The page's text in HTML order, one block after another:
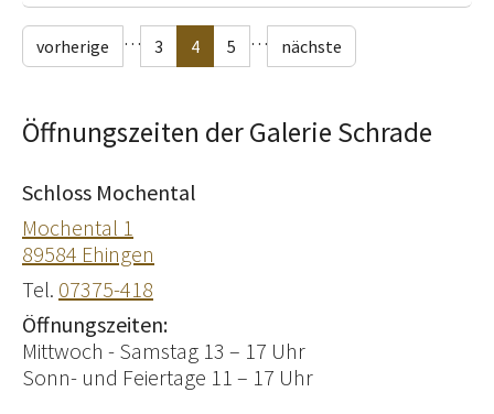
vorherige … 3 4 5 … nächste
Öffnungszeiten der Galerie Schrade
Schloss Mochental
Mochental 1
89584 Ehingen
Tel. 07375-418
Öffnungszeiten:
Mittwoch - Samstag 13 – 17 Uhr
Sonn- und Feiertage 11 – 17 Uhr